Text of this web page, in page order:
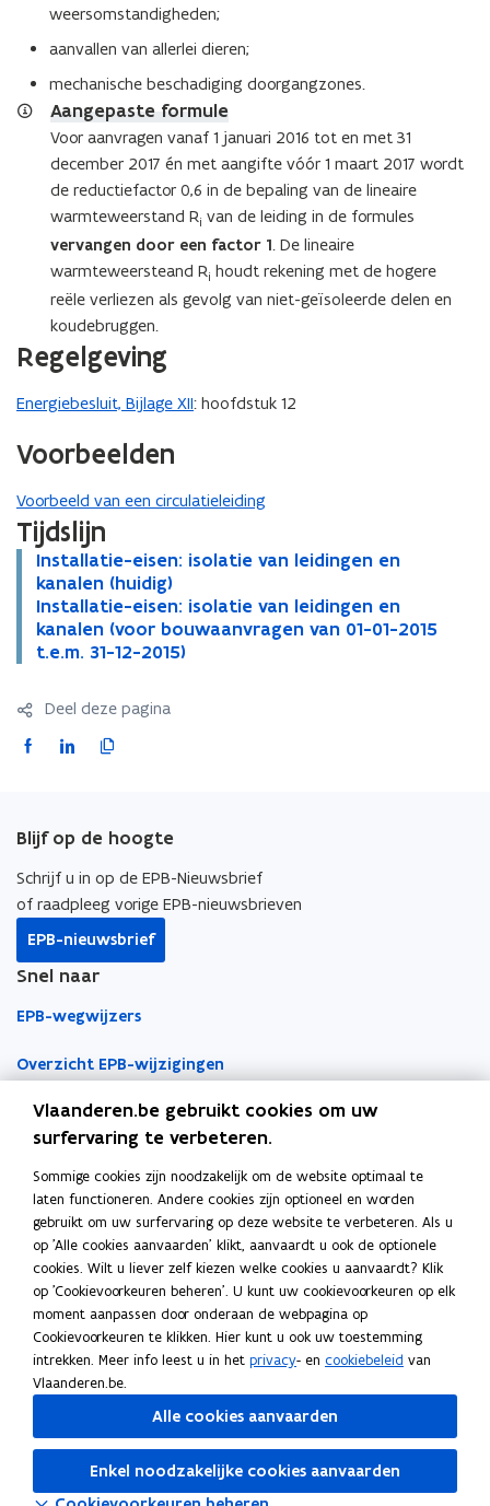
weersomstandigheden;
aanvallen van allerlei dieren;
mechanische beschadiging doorgangzones.
Aangepaste formule
Voor aanvragen vanaf 1 januari 2016 tot en met 31
december 2017 én met aangifte vóór 1 maart 2017 wordt
de reductiefactor 0,6 in de bepaling van de lineaire
warmteweerstand Ri van de leiding in de formules
vervangen door een factor 1. De lineaire
warmteweersteand Ri houdt rekening met de hogere
reële verliezen als gevolg van niet-geïsoleerde delen en
koudebruggen.
Regelgeving
Energiebesluit, Bijlage XII: hoofdstuk 12
Voorbeelden
Voorbeeld van een circulatieleiding
Tijdslijn
I
n
s
t
a
e
s
e
:
i
o
a
i
e
a
n
l
e
i
d
i
n
g
e
e
n
a
Installatie-eisen: isolatie van leidingen en
kanalen (huidig)
I
n
s
t
a
a
e
s
e
:
i
o
a
t
i
e
a
n
l
e
i
d
i
n
g
e
e
n
a
I
n
s
e
e
i
e
n
i
o
a
t
e
v
a
n
l
e
i
d
i
n
e
n
n
Installatie-eisen: isolatie van leidingen en
kanalen (voor bouwaanvragen van 01-01-2015
t.e.m. 31-12-2015)
I
n
s
e
e
i
e
n
i
o
l
a
t
e
v
a
n
l
e
i
d
i
n
e
n
n
Deel deze pagina
F
b
o
o
p
e
t
i
L
e
d
i
p
t
i
n
n
u
w
v
e
n
s
e
K
e
e
r
n
k
a
a
r
k
e
m
b
o
r
d
Blijf op de hoogte
Schrijf u in op de EPB-Nieuwsbrief
of raadpleeg vorige EPB-nieuwsbrieven
EPB-nieuwsbrief
Snel naar
EPB-wegwijzers
Overzicht EPB-wijzigingen
EPB-regelgeving
Werken als EPB-verslaggever
Erkenningsvoorwaarden
Permanente vorming
Veelgemaakte fouten
Tools
EPB-software 3G
Energieprestatiedatabank
Gekende softwareproblemen
Vlaanderen.be gebruikt cookies om uw
surfervaring te verbeteren.
Sommige cookies zijn noodzakelijk om de website optimaal te
laten functioneren. Andere cookies zijn optioneel en worden
gebruikt om uw surfervaring op deze website te verbeteren. Als u
op 'Alle cookies aanvaarden' klikt, aanvaardt u ook de optionele
cookies. Wilt u liever zelf kiezen welke cookies u aanvaardt? Klik
op 'Cookievoorkeuren beheren'. U kunt uw cookievoorkeuren op elk
moment aanpassen door onderaan de webpagina op
Cookievoorkeuren te klikken. Hier kunt u ook uw toestemming
intrekken. Meer info leest u in het privacy- en cookiebeleid van
Vlaanderen.be.
Alle cookies aanvaarden
Enkel noodzakelijke cookies aanvaarden